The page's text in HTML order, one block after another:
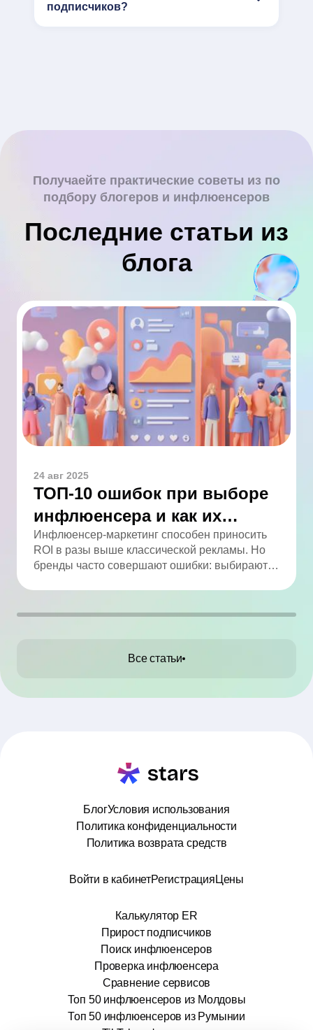
подписчиков?
Получаейте практические советы из по
подбору блогеров и инфлюенсеров
Последние статьи из
блога
24 авг 2025
ТОП-10 ошибок при выборе
инфлюенсера и как их
избежать
Инфлюенсер-маркетинг способен приносить
ROI в разы выше классической рекламы. Но
бренды часто совершают ошибки: выбирают
работают без договора. В статье мы собрали
Все статьи
БлогУсловия использования
Политика конфиденциальности
Политика возврата средств
Войти в кабинетРегистрация Цены
Калькулятор ER
Прирост подписчиков
Поиск инфлюенсеров
Проверка инфлюенсера
Сравнение сервисов
Топ 50 инфлюенсеров из Молдовы
Топ 50 инфлюенсеров из Румынии